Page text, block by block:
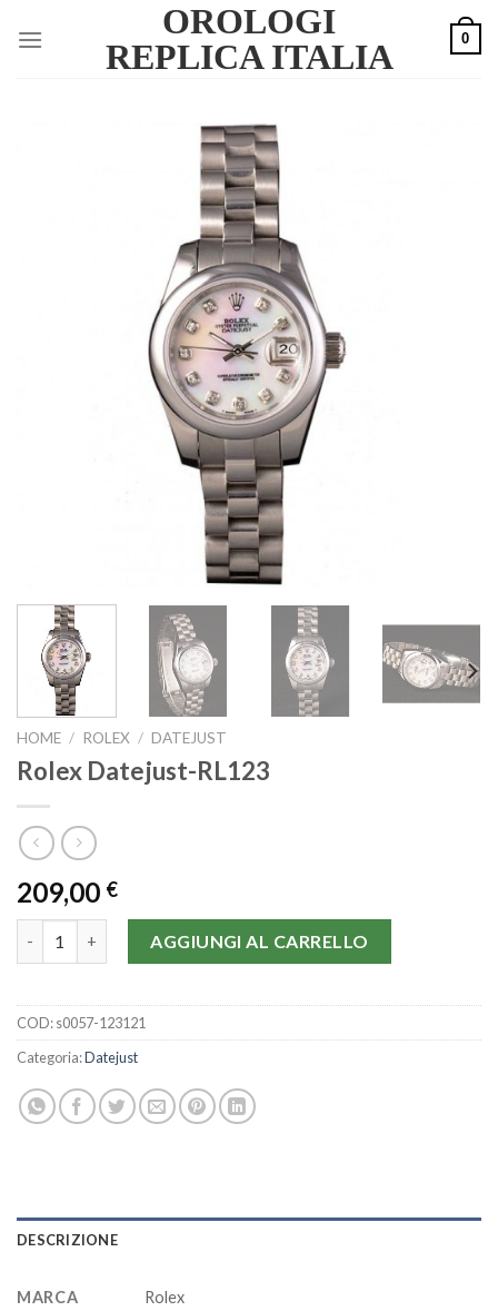
OROLOGI
REPLICA ITALIA
0
HOME / ROLEX / DATEJUST
Rolex Datejust-RL123
209,00 €
AGGIUNGI AL CARRELLO
COD:s0057-123121
Categoria:Datejust
DESCRIZIONE
MARCA
Rolex